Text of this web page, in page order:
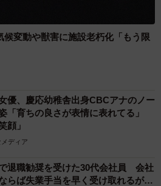
変動や獣害に施設老朽化「もう限
優、慶応幼稚舎出身CBCアナのノー
「育ちの良さが表情に表れてる」
顔」
メディア
退職勧奨を受けた30代会社員 会社
らば失業手当を早く受け取れるが…